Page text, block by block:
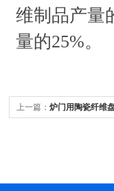
维制品产量
量的25%。
上一篇： 炉门用陶瓷纤维